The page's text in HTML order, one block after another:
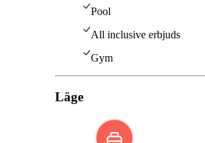
Pool
All inclusive erbjuds
Gym
Läge